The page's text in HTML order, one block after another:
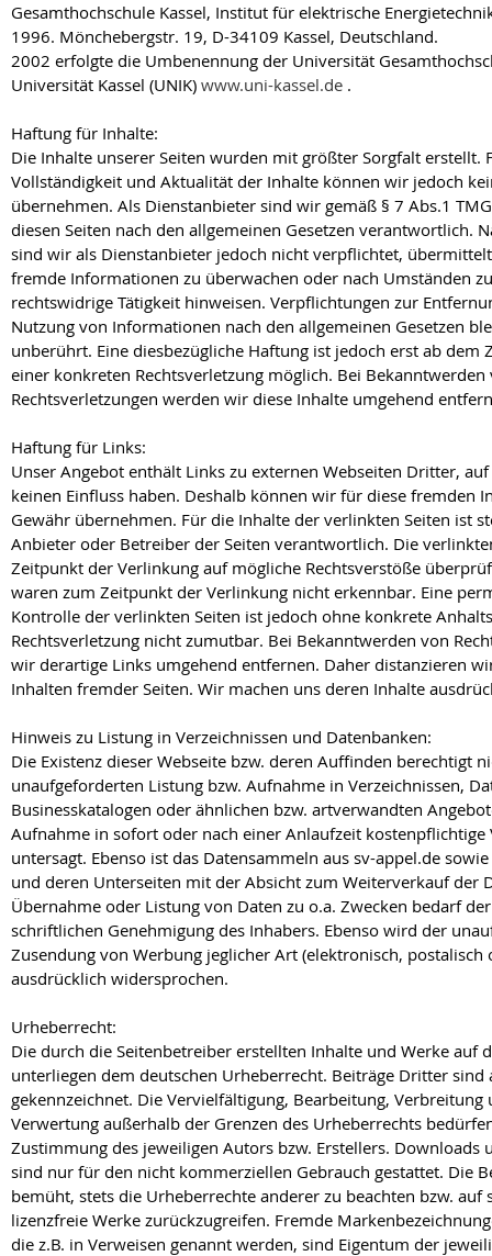
Gesamthochschule Kassel, Institut für elektrische
1996. Mönchebergstr. 19, D-34109 Kassel, Deutschland.
2002 erfolgte die Umbenennung der Universität
Universität Kassel (UNIK) www.uni-kassel.de .
Haftung für Inhalte:
Die Inhalte unserer Seiten wurden mit größter Sorgfalt erstellt.
Vollständigkeit und Aktualität der Inhalte können wir jedoch
übernehmen. Als Dienstanbieter sind wir gemäß § 7 Abs.1
diesen Seiten nach den allgemeinen Gesetzen verantwortlich.
sind wir als Dienstanbieter jedoch nicht verpflichtet,
fremde Informationen zu überwachen oder nach Umständen
rechtswidrige Tätigkeit hinweisen. Verpflichtungen zur
Nutzung von Informationen nach den allgemeinen Gesetzen
unberührt. Eine diesbezügliche Haftung ist jedoch erst ab dem
einer konkreten Rechtsverletzung möglich. Bei
Rechtsverletzungen werden wir diese Inhalte umgehend
Haftung für Links:
Unser Angebot enthält Links zu externen Webseiten Dritter,
keinen Einfluss haben. Deshalb können wir für diese fremden
Gewähr übernehmen. Für die Inhalte der verlinkten Seiten ist
Anbieter oder Betreiber der Seiten verantwortlich. Die
Zeitpunkt der Verlinkung auf mögliche Rechtsverstöße
waren zum Zeitpunkt der Verlinkung nicht erkennbar. Eine
Kontrolle der verlinkten Seiten ist jedoch ohne konkrete
Rechtsverletzung nicht zumutbar. Bei Bekanntwerden von
wir derartige Links umgehend entfernen. Daher distanzieren
Inhalten fremder Seiten. Wir machen uns deren Inhalte
Hinweis zu Listung in Verzeichnissen und Datenbanken:
Die Existenz dieser Webseite bzw. deren Auffinden berechtigt
unaufgeforderten Listung bzw. Aufnahme in Verzeichnissen,
Businesskatalogen oder ähnlichen bzw. artverwandten
Aufnahme in sofort oder nach einer Anlaufzeit kostenpflichtige
untersagt. Ebenso ist das Datensammeln aus sv-appel.de
und deren Unterseiten mit der Absicht zum Weiterverkauf der
Übernahme oder Listung von Daten zu o.a. Zwecken bedarf
schriftlichen Genehmigung des Inhabers. Ebenso wird der
Zusendung von Werbung jeglicher Art (elektronisch, postalisch
ausdrücklich widersprochen.
Urheberrecht:
Die durch die Seitenbetreiber erstellten Inhalte und Werke auf
unterliegen dem deutschen Urheberrecht. Beiträge Dritter sind
gekennzeichnet. Die Vervielfältigung, Bearbeitung, Verbreitung
Verwertung außerhalb der Grenzen des Urheberrechts
Zustimmung des jeweiligen Autors bzw. Erstellers. Downloads
sind nur für den nicht kommerziellen Gebrauch gestattet. Die
bemüht, stets die Urheberrechte anderer zu beachten bzw. auf
lizenzfreie Werke zurückzugreifen. Fremde
die z.B. in Verweisen genannt werden, sind Eigentum der